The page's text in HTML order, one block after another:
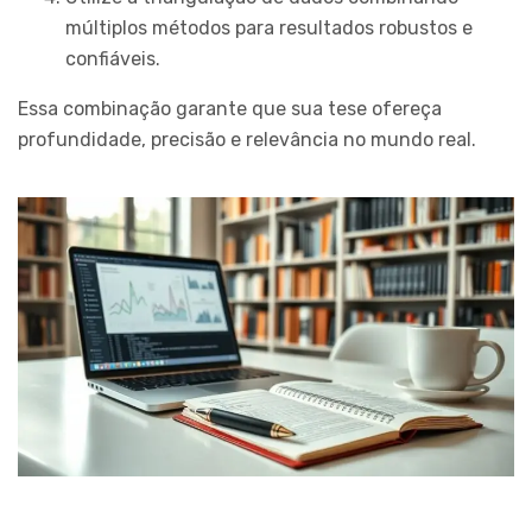
múltiplos métodos para resultados robustos e
confiáveis.
Essa combinação garante que sua tese ofereça
profundidade, precisão e relevância no mundo real.